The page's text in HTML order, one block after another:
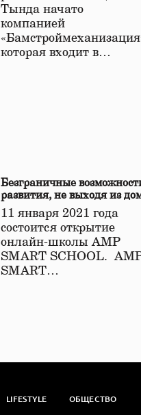
Тында начато
компанией
которая входит в…
Безграничные
развития, не выходя из
11 января 2021 года
состоится открытие
онлайн-школы АМР
SMART SCHOOL.
SMART…
LIFESTYLE ОБЩЕСТВО